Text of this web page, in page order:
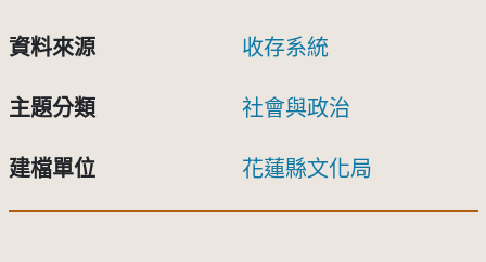
資料來源 收存系統
主題分類 社會與政治
建檔單位 花蓮縣文化局